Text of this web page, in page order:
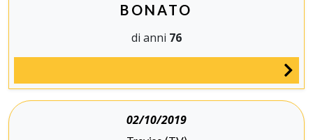
BONATO
di anni 76
02/10/2019